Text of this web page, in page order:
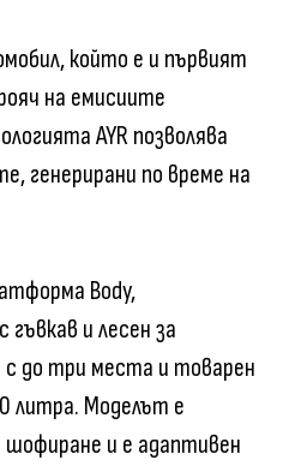
който е и първият
на емисиите
AYR позволява
генерирани по време на
Body,
и лесен за
с до три места и товарен
литра. Моделът е
и е адаптивен